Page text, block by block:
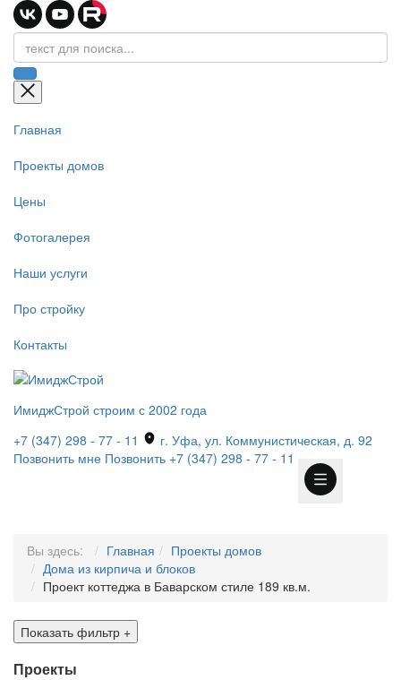
Главная
Проекты домов
Цены
Фотогалерея
Наши услуги
Про стройку
Контакты
ИмиджСтрой строим с 2002 года
+7 (347) 298 - 77 - 11
г. Уфа, ул. Коммунистическая, д. 92
Позвонить мне Позвонить +7 (347) 298 - 77 - 11
Вы здесь: Главная
Проекты домов
Дома из кирпича и блоков
Проект коттеджа в Баварском стиле 189 кв.м.
Показать фильтр +
Проекты